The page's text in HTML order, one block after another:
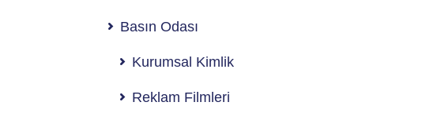
Basın Odası
Kurumsal Kimlik
Reklam Filmleri